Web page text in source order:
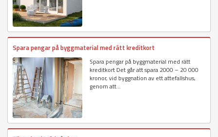
Spara pengar på byggmaterial med rätt kreditkort
Spara pengar på byggmaterial med rätt
kreditkort Det går att spara 2000 – 20 000
kronor, vid byggnation av ett attefallshus,
genom att...